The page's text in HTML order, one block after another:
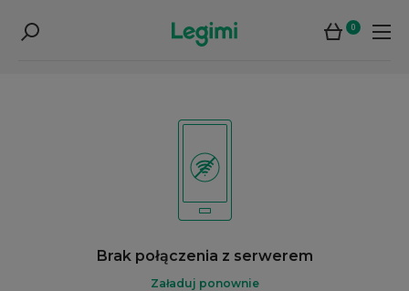
0
Brak połączenia z serwerem
Załaduj ponownie